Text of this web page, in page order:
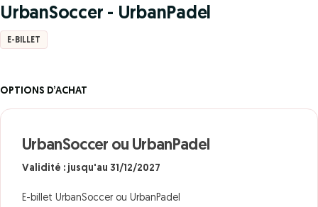
UrbanSoccer - UrbanPadel
E-BILLET
OPTIONS D’ACHAT
UrbanSoccer ou UrbanPadel
Validité : jusqu'au 31/12/2027
E-billet UrbanSoccer ou UrbanPadel